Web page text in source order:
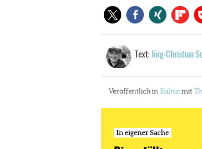
Text: Jörg-Christian
Veröffentlich inKulturmit
In eigener Sache